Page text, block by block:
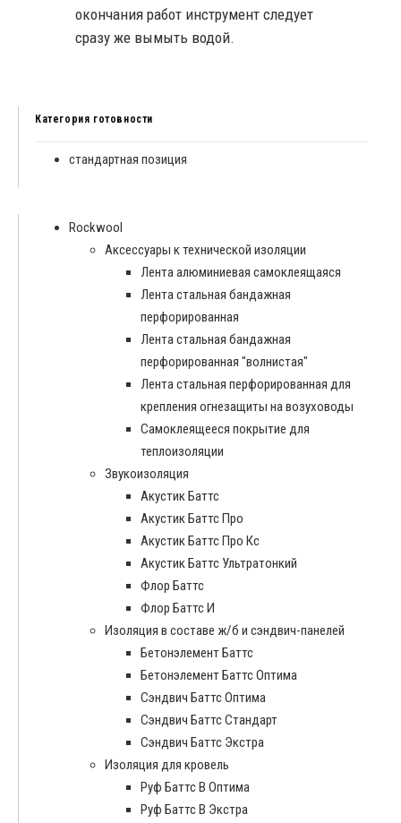
окончания работ инструмент следует
сразу же вымыть водой.
Категория готовности
стандартная позиция
Rockwool
Аксессуары к технической изоляции
Лента алюминиевая самоклеящаяся
Лента стальная бандажная
перфорированная
Лента стальная бандажная
перфорированная "волнистая"
Лента стальная перфорированная для
крепления огнезащиты на возуховоды
Самоклеящееся покрытие для
теплоизоляции
Звукоизоляция
Акустик Баттс
Акустик Баттс Про
Акустик Баттс Про Кс
Акустик Баттс Ультратонкий
Флор Баттс
Флор Баттс И
Изоляция в составе ж/б и сэндвич-панелей
Бетонэлемент Баттс
Бетонэлемент Баттс Оптима
Сэндвич Баттс Оптима
Сэндвич Баттс Стандарт
Сэндвич Баттс Экстра
Изоляция для кровель
Руф Баттс В Оптима
Руф Баттс В Экстра